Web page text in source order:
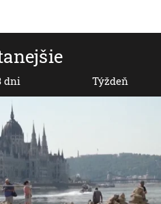
dni Týždeň